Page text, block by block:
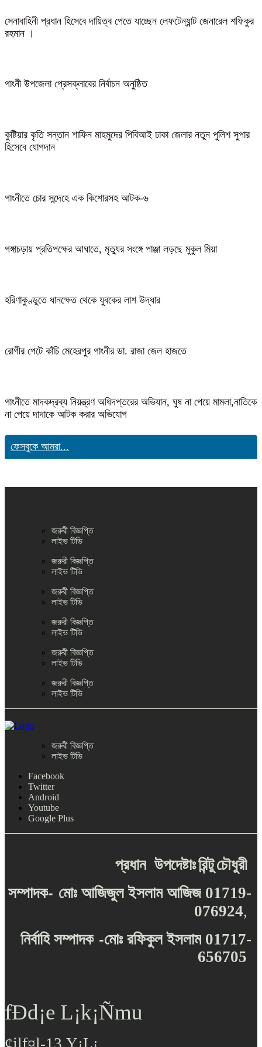
সেনাবাহিনী প্রধান হিসেবে দায়িত্ব পেতে যাচ্ছেন লেফটেন্যান্ট জেনারেল শফিকুর
রহমান ।
গাংনী উপজেলা প্রেসক্লাবের নির্বাচন অনুষ্ঠিত
কুষ্টিয়ার কৃতি সন্তান শাফিন মাহমুদের পিবিআই ঢাকা জেলার নতুন পুলিশ সুপার
হিসেবে যোগদান
গাংনীতে চোর সন্দেহে এক কিশোরসহ আটক-৬
গঙ্গাচড়ায় প্রতিপক্ষের আঘাতে, মৃত্যুর সংঙ্গে পাঞ্জা লড়ছে মুকুল মিয়া
হরিণাকুণ্ডুতে ধানক্ষেত থেকে যুবকের লাশ উদ্ধার
রোগীর পেটে কাঁচি মেহেরপুর গাংনীর ডা. রাজা জেল হাজতে
গাংনীতে মাদকদ্রব্য নিয়ন্ত্রণ অধিদপ্তরের অভিযান, ঘুষ না পেয়ে মামলা,নাতিকে
না পেয়ে দাদাকে আটক করার অভিযোগ
ফেসবুকে আমরা...
জরুরী বিজ্ঞপ্তি
লাইভ টিভি
জরুরী বিজ্ঞপ্তি
লাইভ টিভি
জরুরী বিজ্ঞপ্তি
লাইভ টিভি
জরুরী বিজ্ঞপ্তি
লাইভ টিভি
জরুরী বিজ্ঞপ্তি
লাইভ টিভি
জরুরী বিজ্ঞপ্তি
লাইভ টিভি
জরুরী বিজ্ঞপ্তি
লাইভ টিভি
Facebook
Twitter
Android
Youtube
Google Plus
প্রধান উপদেষ্টাঃরিন্টুচৌধুরী
সম্পাদক- মোঃ আজিজুল ইসলাম আজিজ 01719-
076924,
নির্বাহি সম্পাদক -মোঃ রফিকুল ইসলাম 01717-
656705
fÐd¡e L¡k¡Ñmu
¢jlf¤l-13,Y¡L¡